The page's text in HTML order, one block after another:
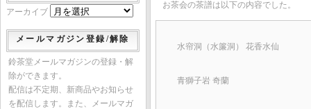
お茶会の茶譜は以下の内容でした。
水帘洞（水簾洞） 花香水仙
青獅子岩 奇蘭
アーカイブ
メールマガジン登録/解除
鈴茶堂メールマガジンの登録・解
除ができます。
配信は不定期、新商品やお知らせ
を配信します。また、メールマガ